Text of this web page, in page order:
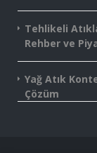
Tehlikeli
Rehber ve
Yağ Atık
Çözüm